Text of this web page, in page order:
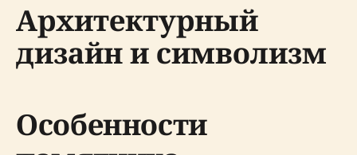
Архитектурный
дизайн и символизм
Особенности